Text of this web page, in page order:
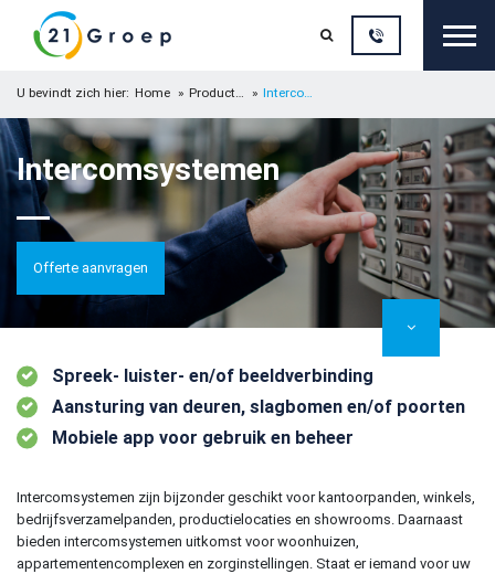
 Sluit
U bevindt zich hier: Home Producten Intercomsystemen
Intercomsystemen
Offerte aanvragen
Spreek- luister- en/of beeldverbinding
Aansturing van deuren, slagbomen en/of poorten
Mobiele app voor gebruik en beheer
Intercomsystemen zijn bijzonder geschikt voor kantoorpanden, winkels,
bedrijfsverzamelpanden, productielocaties en showrooms. Daarnaast
bieden intercomsystemen uitkomst voor woonhuizen,
appartementencomplexen en zorginstellingen. Staat er iemand voor uw